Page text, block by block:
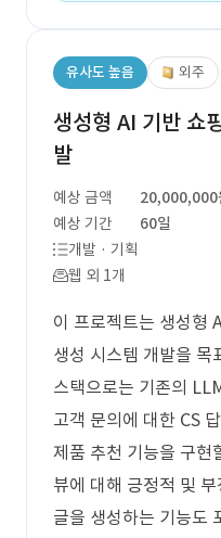
유사도 높음 외주
생성형 AI 기반 쇼
발
예상 금액
20,000,000
예상 기간
60일
개발 · 기획
웹 외 1개
이 프로젝트는 생성형
생성 시스템 개발을 목
스택으로는 기존의
고객 문의에 대한 CS
제품 추천 기능을 구현
뷰에 대해 긍정적 및
글을 생성하는 기능도